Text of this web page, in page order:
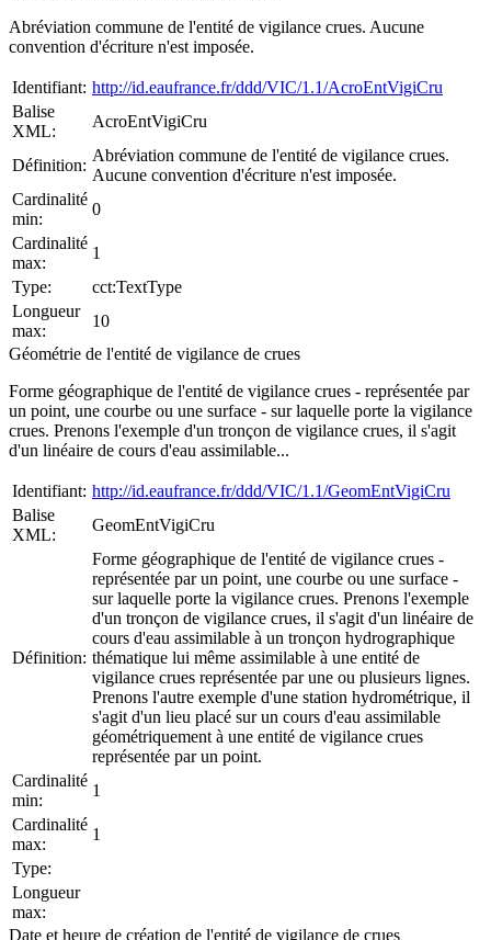
Abréviation commune de l'entité de vigilance crues. Aucune
convention d'écriture n'est imposée.
Identifiant: http://id.eaufrance.fr/ddd/VIC/1.1/AcroEntVigiCru
Balise
XML:
AcroEntVigiCru
Définition:
Abréviation commune de l'entité de vigilance crues.
Aucune convention d'écriture n'est imposée.
Cardinalité
min:
0
Cardinalité
max:
1
Type:
cct:TextType
Longueur
max:
10
Géométrie de l'entité de vigilance de crues
Forme géographique de l'entité de vigilance crues - représentée par
un point, une courbe ou une surface - sur laquelle porte la vigilance
crues. Prenons l'exemple d'un tronçon de vigilance crues, il s'agit
d'un linéaire de cours d'eau assimilable...
Identifiant: http://id.eaufrance.fr/ddd/VIC/1.1/GeomEntVigiCru
Balise
XML:
GeomEntVigiCru
Définition:
Forme géographique de l'entité de vigilance crues -
représentée par un point, une courbe ou une surface -
sur laquelle porte la vigilance crues. Prenons l'exemple
d'un tronçon de vigilance crues, il s'agit d'un linéaire de
cours d'eau assimilable à un tronçon hydrographique
thématique lui même assimilable à une entité de
vigilance crues représentée par une ou plusieurs lignes.
Prenons l'autre exemple d'une station hydrométrique, il
s'agit d'un lieu placé sur un cours d'eau assimilable
géométriquement à une entité de vigilance crues
représentée par un point.
Cardinalité
min:
1
Cardinalité
max:
1
Type:
Longueur
max:
Date et heure de création de l'entité de vigilance de crues